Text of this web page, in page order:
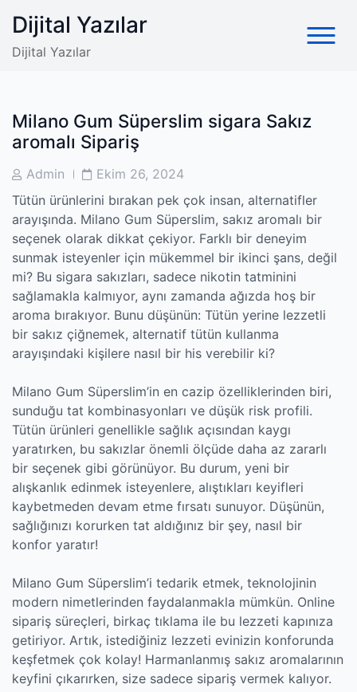
content
Dijital Yazılar
Dijital Yazılar
Milano Gum Süperslim sigara Sakız
aromalı Sipariş
PostAdmin
PostEkim 26, 2024
Tütün ürünlerini bırakan pek çok insan, alternatifler
arayışında. Milano Gum Süperslim, sakız aromalı bir
seçenek olarak dikkat çekiyor. Farklı bir deneyim
sunmak isteyenler için mükemmel bir ikinci şans, değil
mi? Bu sigara sakızları, sadece nikotin tatminini
sağlamakla kalmıyor, aynı zamanda ağızda hoş bir
aroma bırakıyor. Bunu düşünün: Tütün yerine lezzetli
bir sakız çiğnemek, alternatif tütün kullanma
arayışındaki kişilere nasıl bir his verebilir ki?
Milano Gum Süperslim’in en cazip özelliklerinden biri,
sunduğu tat kombinasyonları ve düşük risk profili.
Tütün ürünleri genellikle sağlık açısından kaygı
yaratırken, bu sakızlar önemli ölçüde daha az zararlı
bir seçenek gibi görünüyor. Bu durum, yeni bir
alışkanlık edinmek isteyenlere, alıştıkları keyifleri
kaybetmeden devam etme fırsatı sunuyor. Düşünün,
sağlığınızı korurken tat aldığınız bir şey, nasıl bir
konfor yaratır!
Milano Gum Süperslim’i tedarik etmek, teknolojinin
modern nimetlerinden faydalanmakla mümkün. Online
sipariş süreçleri, birkaç tıklama ile bu lezzeti kapınıza
getiriyor. Artık, istediğiniz lezzeti evinizin konforunda
keşfetmek çok kolay! Harmanlanmış sakız aromalarının
keyfini çıkarırken, size sadece sipariş vermek kalıyor.